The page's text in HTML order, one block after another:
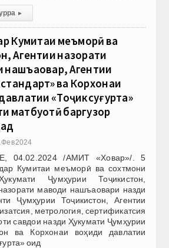
▸
Кумитаи меъморӣ ва
Агентии назорати
нашъаовар, Агентии
ва Корхонаи
«Тоҷиксуғурта»
матбуотӣ баргузор
2024
04.02.2024 /АМИТ «Ховар»/. 5
Кумитаи меъморӣ ва сохтмони
Ҷумҳурии Тоҷикистон,
маводи нашъаовари назди
Ҷумҳурии Тоҷикистон, Агентии
метрология, сертификатсия
савдои назди Ҳукумати Ҷумҳурии
ва Корхонаи воҳиди давлатии
оид